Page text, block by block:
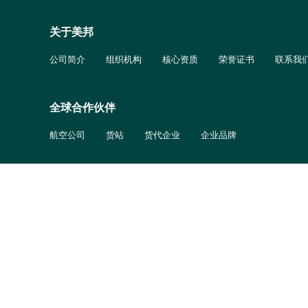
关于美邦
公司简介 组织机构 核心资质 荣誉证书 联系我
全球合作伙伴
航空公司 货站 货代企业 企业品牌